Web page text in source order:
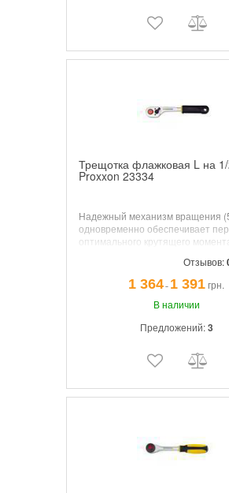
Трещотка флажковая L на
Proxxon 23334
Надежный механизм вращения
одновременно обеспечивает
оптимального крутящего
Отзывов:
1 364¯1 391грн.
В наличии
Предложений:3